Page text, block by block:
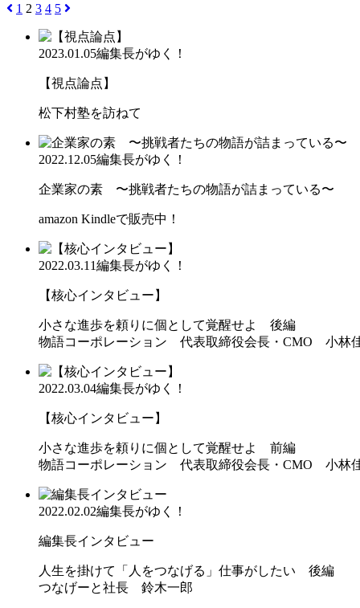
1 2 3 4 5
2023.01.05編集長がゆく！
【視点論点】
松下村塾を訪ねて
2022.12.05編集長がゆく！
企業家の素 〜挑戦者たちの物語が詰まっている〜
amazon Kindleで販売中！
2022.03.11編集長がゆく！
【核心インタビュー】
小さな進歩を頼りに個として覚醒せよ 後編
物語コーポレーション 代表取締役会長・CMO 小林
2022.03.04編集長がゆく！
【核心インタビュー】
小さな進歩を頼りに個として覚醒せよ 前編
物語コーポレーション 代表取締役会長・CMO 小林
2022.02.02編集長がゆく！
編集長インタビュー
人生を掛けて「人をつなげる」仕事がしたい 後編
つなげーと社長 鈴木一郎